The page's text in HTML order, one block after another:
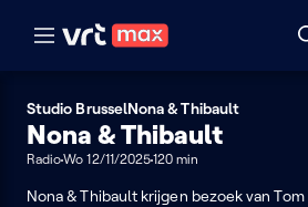
Naar hoofdinhoud Naar
Studio BrusselNona & Thibault
Nona & Thibault
RadioWo 12/11/2025120 min
Nona & Thibault krijgen bezoek van Tom